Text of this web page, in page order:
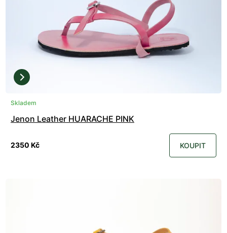
Skladem
Jenon Leather HUARACHE PINK
2350 Kč KOUPIT